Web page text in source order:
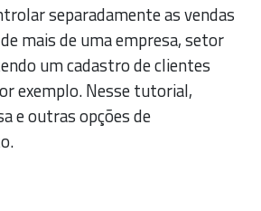
separadamente as vendas
mais de uma empresa, setor
um cadastro de clientes
exemplo. Nesse tutorial,
e outras opções de